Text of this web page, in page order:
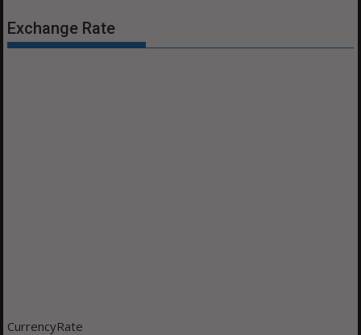
Exchange Rate
CurrencyRate